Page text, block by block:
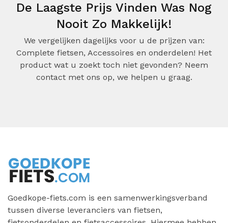
De Laagste Prijs Vinden Was Nog
Nooit Zo Makkelijk!
We vergelijken dagelijks voor u de prijzen van:
Complete fietsen, Accessoires en onderdelen! Het
product wat u zoekt toch niet gevonden? Neem
contact met ons op, we helpen u graag.
Goedkope-fiets.com is een samenwerkingsverband
tussen diverse leveranciers van fietsen,